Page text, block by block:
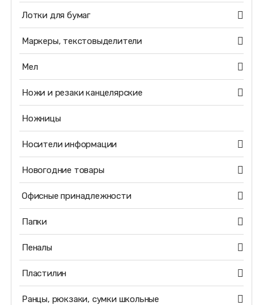
Лотки для бумаг
Маркеры, текстовыделители
Мел
Ножи и резаки канцелярские
Ножницы
Носители информации
Новогодние товары
Офисные принадлежности
Папки
Пеналы
Пластилин
Ранцы, рюкзаки, сумки школьные